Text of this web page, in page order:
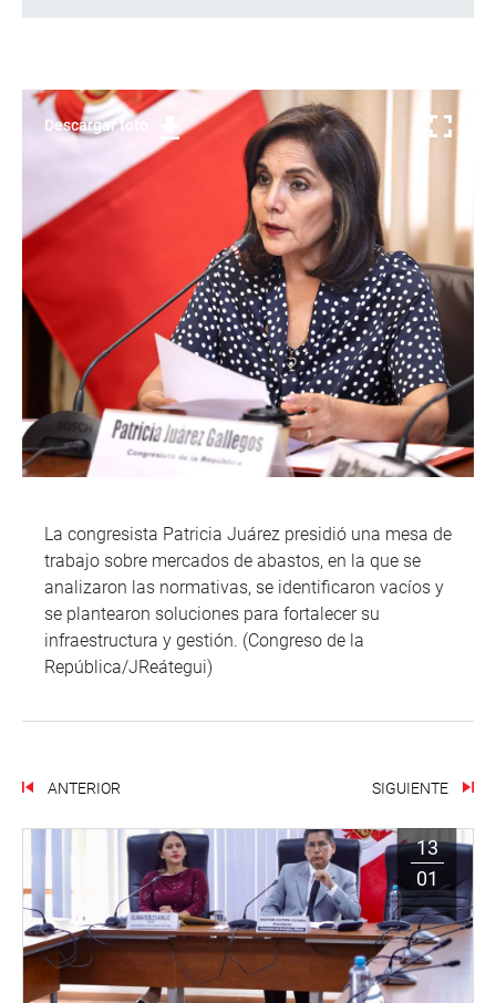
Descargar foto
La congresista Patricia Juárez presidió una mesa de
trabajo sobre mercados de abastos, en la que se
analizaron las normativas, se identificaron vacíos y
se plantearon soluciones para fortalecer su
infraestructura y gestión. (Congreso de la
República/JReátegui)
ANTERIOR SIGUIENTE
13
01